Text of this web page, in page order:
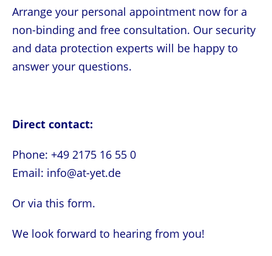
Arrange your personal appointment now for a
non-binding and free consultation. Our security
and data protection experts will be happy to
answer your questions.
Direct contact:
Phone: +49 2175 16 55 0
Email: info@at-yet.de
Or via this form.
We look forward to hearing from you!